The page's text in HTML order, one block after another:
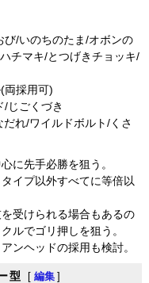
び/いのちのたま/オボンの
チマキ/とつげきチョッキ/
両採用可)
じごくづき
れ/ワイルドボルト/くさ
に先手必勝を狙う。
イプ以外すべてに等倍以
受けられる場合もあるの
ルでゴリ押しを狙う。
ンヘッドの採用も検討。
型 [ 編集 ]